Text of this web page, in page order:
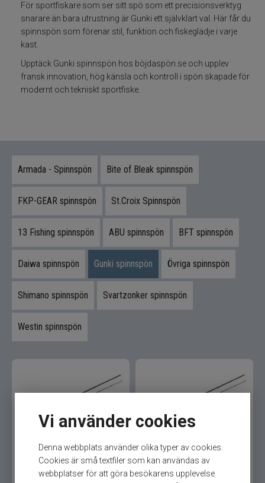
Vi använder cookies
Denna webbplats använder olika typer av cookies.
Cookies är små textfiler som kan användas av
webbplatser för att göra besökarens upplevelse
Fiskedrag
Fiskelinor
Småplock
Flugfiske
Vinterfiske
Kläder
Trolling
Specimenfiske
Varumärken
För sportfiskare som ser sitt spö som ett precisionsverktyg
snarare än bara utrustning är Gunki ett självklart val. Här får du
spinnspön som förenar stil, funktion och fiskeglädje i varje
kast.
Upptäck Gunki spinnspön hos böjdaspön.se och upplev
fransk innovation, hög känsla och kontroll i spön skapade för
modernt och tekniskt sportfiske.
Armada - Spinnspön Bite of Bleak spinnspön
FKP-GEAR spinnspön St.Croix Spinnspön
13 Fishing spinnspön ABU spinnspön BFT spinnspön
Daiwa spinnspön Gunki spinnspön Övriga spinnspön
Shimano spinnspön Svartzonker spinnspön
Westin spinnspön
Gunki Power Game-XL C-
230XXH 30-90gr/max125
Trigge
Gunki Power Game-XL C-
220XH 21-56gr/max80
Trigger